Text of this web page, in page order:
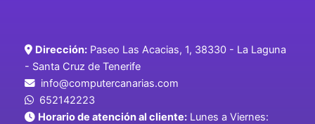
Dirección: Paseo Las Acacias, 1, 38330 - La Laguna
- Santa Cruz de Tenerife
info@computercanarias.com
652142223
Horario de atención al cliente: Lunes a Viernes: